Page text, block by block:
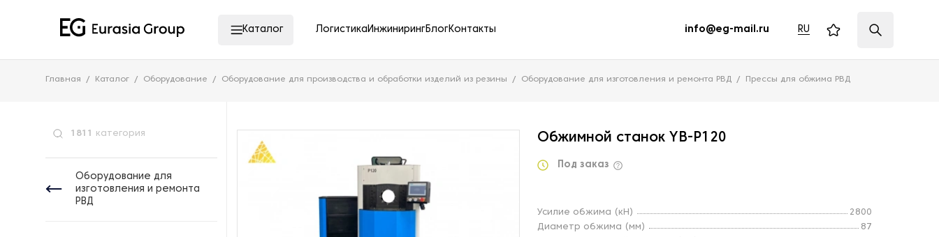
Каталог Логистика ИнжинирингБлогКонтакты info@eg-mail.ru RU
Главная Каталог Оборудование Оборудование для производства и обработки изделий из резины Оборудование для изготовления и ремонта РВД Прессы для обжима РВД
1811 категория
Оборудование для
изготовления и ремонта
РВД
Обжимной станок YB-P120
Под заказ
Усилие обжима (кН)
2800
Диаметр обжима (мм)
87